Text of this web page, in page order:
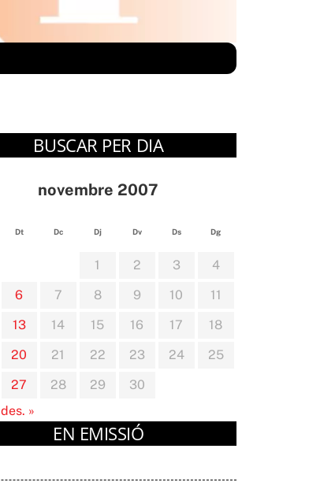
BUSCAR PER DIA
novembre 2007
Dt Dc Dj Dv Ds Dg
1 2 3
4
6 7 8 9 10
11
13 14 15 16 17
18
20 21 22 23 24
25
27 28 29
30
des. »
EN EMISSIÓ